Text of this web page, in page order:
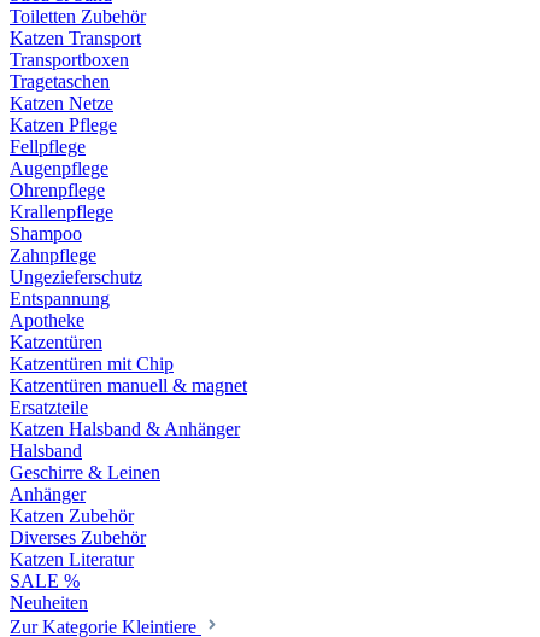
Toiletten Zubehör
Katzen Transport
Transportboxen
Tragetaschen
Katzen Netze
Katzen Pflege
Fellpflege
Augenpflege
Ohrenpflege
Krallenpflege
Shampoo
Zahnpflege
Ungezieferschutz
Entspannung
Apotheke
Katzentüren
Katzentüren mit Chip
Katzentüren manuell & magnet
Ersatzteile
Katzen Halsband & Anhänger
Halsband
Geschirre & Leinen
Anhänger
Katzen Zubehör
Diverses Zubehör
Katzen Literatur
SALE %
Neuheiten
Zur Kategorie Kleintiere